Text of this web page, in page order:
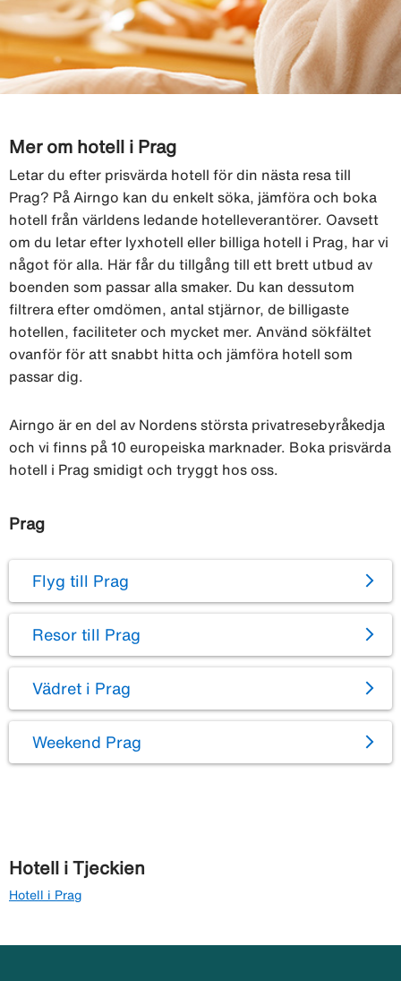
Mer om hotell i Prag
Letar du efter prisvärda hotell för din nästa resa till
Prag? På Airngo kan du enkelt söka, jämföra och boka
hotell från världens ledande hotelleverantörer. Oavsett
om du letar efter lyxhotell eller billiga hotell i Prag, har vi
något för alla. Här får du tillgång till ett brett utbud av
boenden som passar alla smaker. Du kan dessutom
filtrera efter omdömen, antal stjärnor, de billigaste
hotellen, faciliteter och mycket mer. Använd sökfältet
ovanför för att snabbt hitta och jämföra hotell som
passar dig.
Airngo är en del av Nordens största privatresebyråkedja
och vi finns på 10 europeiska marknader. Boka prisvärda
hotell i Prag smidigt och tryggt hos oss.
Prag
Flyg till Prag
Resor till Prag
Vädret i Prag
Weekend Prag
Hotell i Tjeckien
Hotell i Prag